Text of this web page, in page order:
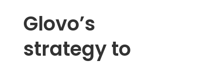
Glovo’s
strategy to